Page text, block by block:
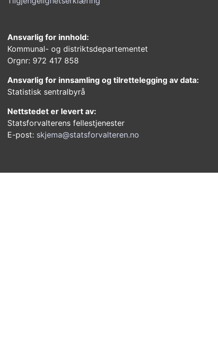
Ansvarlig for innhold:
Kommunal- og distriktsdepartementet
Orgnr: 972 417 858
Ansvarlig for innsamling og tilrettelegging av data:
Statistisk sentralbyrå
Nettstedet er levert av:
Statsforvalterens fellestjenester
E-post: skjema@statsforvalteren.no